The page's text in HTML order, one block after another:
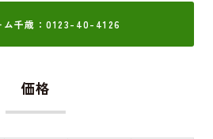
ム千歳：0123-40-4126
価格